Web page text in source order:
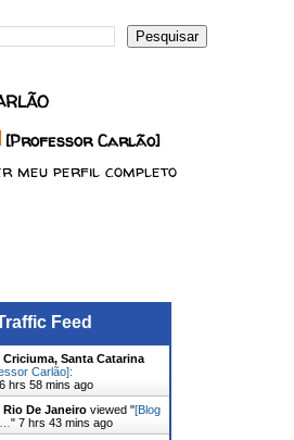
[Professor Carlão]
meu perfil completo
Feed
Criciuma, Santa Catarina
Carlão]:
6 hrs 58 mins ago
Rio De Janeiroviewed "[Blog
" 7 hrs 43 mins ago